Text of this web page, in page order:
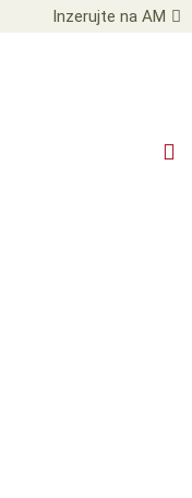
Inzerujte na AM